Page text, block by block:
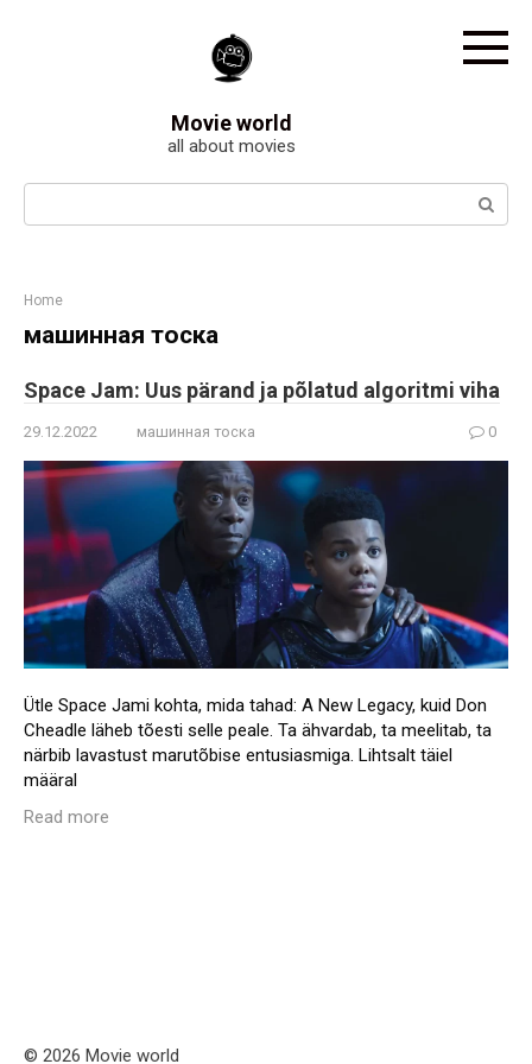
Movie world
all about movies
Search:
Home
машинная тоска
Space Jam: Uus pärand ja põlatud algoritmi viha
29.12.2022 машинная тоска 0
Ütle Space Jami kohta, mida tahad: A New Legacy, kuid Don
Cheadle läheb tõesti selle peale. Ta ähvardab, ta meelitab, ta
närbib lavastust marutõbise entusiasmiga. Lihtsalt täiel
määral
Read more
© 2026 Movie world